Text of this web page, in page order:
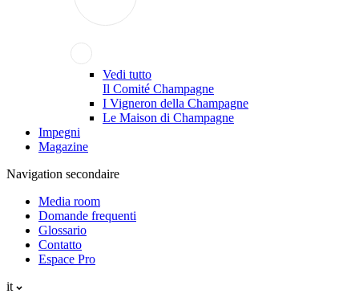
Vedi tutto
Il Comité Champagne
I Vigneron della Champagne
Le Maison di Champagne
Impegni
Magazine
Navigation secondaire
Media room
Domande frequenti
Glossario
Contatto
Espace Pro
it